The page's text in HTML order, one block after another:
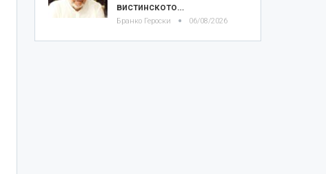
вистинското…
Бранко Героски 06/08/2026